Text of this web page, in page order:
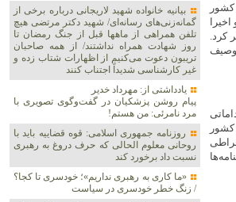
کرد.
بیانیه خانواده شهید لاریجانی درباره برخی از
گمانه‌زنی‌های رسانه‌ای/ شهید دکتر مرتضی هیچ
تلفن همراهی از ماهها قبل از جنگ رمضان تا
روز شهادت همراه نداشتند/ از همه صاحبان
تریبون دعوت می‌کنیم از اظهارات شتاب زده و
غیر کارشناسی شدیداً اجتناب کنند
یادداشتی از: مهرداد خدیر
پیام روشن پزشکیان در گفت‌و‌گوی تصویری با
مرد نامرئی: من هستم!
روزنامه جمهوری اسلامی: قوه قضاییه باید با
روحانی معلوم الحالی که حرف دروغ به رهبری
نسبت داد برخورد کند
«ما کاری به رهبری نداریم»؛ خودسری تا کجا؟
/ زنگ خطر خودسری در سیاست